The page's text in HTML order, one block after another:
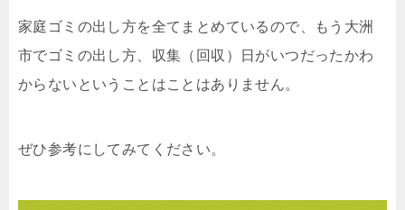
家庭ゴミの出し方を全てまとめているので、もう大洲
市でゴミの出し方、収集（回収）日がいつだったかわ
からないということはことはありません。
ぜひ参考にしてみてください。